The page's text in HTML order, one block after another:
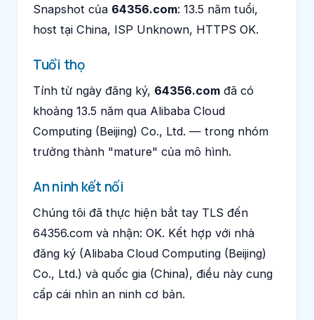
Snapshot của 64356.com: 13.5 năm tuổi,
host tại China, ISP Unknown, HTTPS OK.
Tuổi thọ
Tính từ ngày đăng ký, 64356.com đã có
khoảng 13.5 năm qua Alibaba Cloud
Computing (Beijing) Co., Ltd. — trong nhóm
trưởng thành "mature" của mô hình.
An ninh kết nối
Chúng tôi đã thực hiện bắt tay TLS đến
64356.com và nhận: OK. Kết hợp với nhà
đăng ký (Alibaba Cloud Computing (Beijing)
Co., Ltd.) và quốc gia (China), điều này cung
cấp cái nhìn an ninh cơ bản.